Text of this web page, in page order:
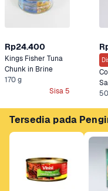
Rp24.400
Kings Fisher Tuna
170 g
Sisa 5
Tersedia pada